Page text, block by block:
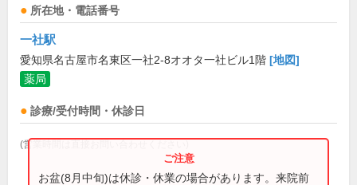
所在地・電話番号
一社駅
愛知県名古屋市名東区一社2-8オオタ一社ビル1階 [地図]
薬局
診療/受付時間・休診日
(営業時間は直接お問い合わせください)
お盆(8月中旬)は休診・休業の場合があります。来院前